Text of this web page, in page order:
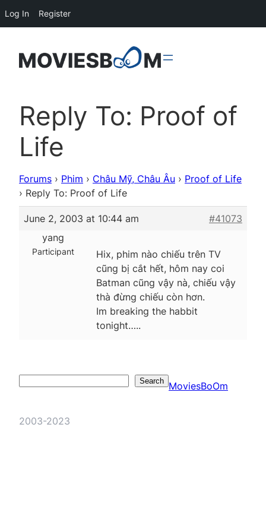
Reply To: Proof of
Life
Forums › Phim › Châu Mỹ, Châu Âu › Proof of Life
› Reply To: Proof of Life
June 2, 2003 at 10:44 am
#41073
yang
Participant
Hix, phim nào chiếu trên TV
cũng bị cắt hết, hôm nay coi
Batman cũng vậy nà, chiếu vậy
thà đừng chiếu còn hơn.
Im breaking the habbit
tonight…..
Search MoviesBoOm
2003-2023
Log In Register